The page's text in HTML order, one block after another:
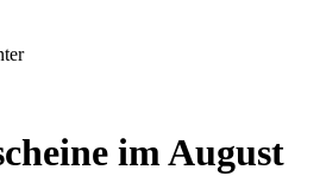
im August